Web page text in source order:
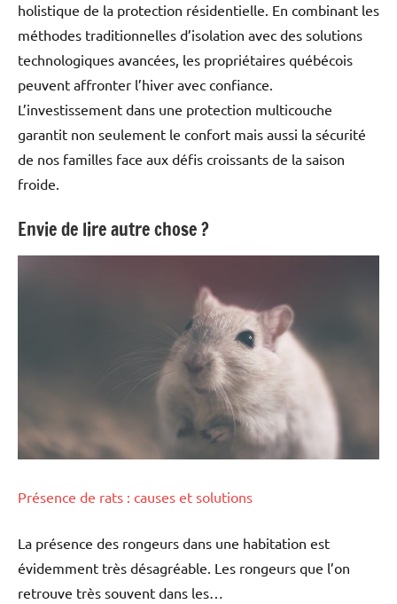
holistique de la protection résidentielle. En combinant les
méthodes traditionnelles d’isolation avec des solutions
technologiques avancées, les propriétaires québécois
peuvent affronter l’hiver avec confiance.
L’investissement dans une protection multicouche
garantit non seulement le confort mais aussi la sécurité
de nos familles face aux défis croissants de la saison
froide.
Envie de lire autre chose ?
Présence de rats : causes et solutions
La présence des rongeurs dans une habitation est
évidemment très désagréable. Les rongeurs que l’on
retrouve très souvent dans les…